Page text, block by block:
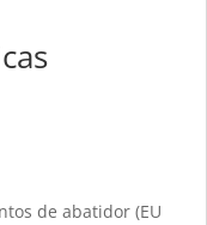
de abatidor (EU